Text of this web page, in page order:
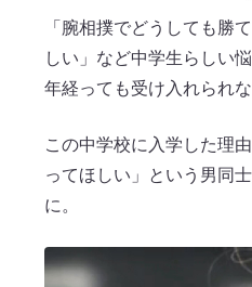
「腕相撲でどうしても勝
しい」など中学生らしい
年経っても受け入れられ
この中学校に入学した理
ってほしい」という男同
に。